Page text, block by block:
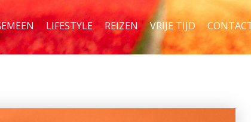
LIFESTYLE REIZEN VRIJE TIJD